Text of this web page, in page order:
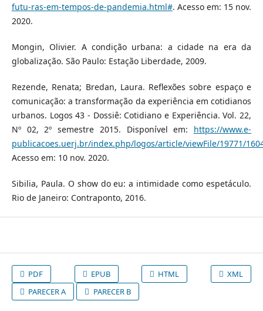
futu-ras-em-tempos-de-pandemia.html#. Acesso em: 15 nov.
2020.
Mongin, Olivier. A condição urbana: a cidade na era da
globalização. São Paulo: Estação Liberdade, 2009.
Rezende, Renata; Bredan, Laura. Reflexões sobre espaço e
comunicação: a transformação da experiência em cotidianos
urbanos. Logos 43 - Dossiê: Cotidiano e Experiência. Vol. 22,
Nº 02, 2º semestre 2015. Disponível em: https://www.e-
publicacoes.uerj.br/index.php/logos/article/viewFile/19771/
Acesso em: 10 nov. 2020.
Sibilia, Paula. O show do eu: a intimidade como espetáculo.
Rio de Janeiro: Contraponto, 2016.
PDF EPUB HTML
XML
PARECER A
PARECER B